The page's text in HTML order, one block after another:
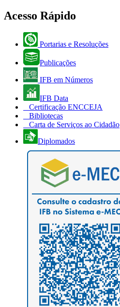
Acesso Rápido
Portarias e Resoluções
Publicações
IFB em Números
IFB Data
Certificação ENCCEJA
Bibliotecas
Carta de Serviços ao Cidadão
Diplomados